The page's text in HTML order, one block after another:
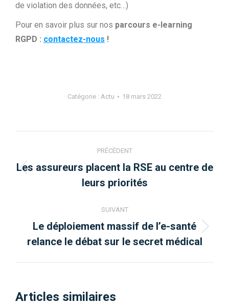
de violation des données, etc…)
Pour en savoir plus sur nos parcours e-learning
RGPD : contactez-nous !
Catégorie : Actu 18 mars 2022
article
PRÉCÉDENT
Article
précédent
Les assureurs placent la RSE au centre de
leurs priorités
SUIVANT
Article
suivant
:
Le déploiement massif de l’e-santé
relance le débat sur le secret médical
Articles similaires